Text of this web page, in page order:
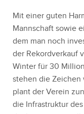
Mit einer guten
Mannschaft sowie
dem man noch
der Rekordverkauf
Winter für 30
stehen die Zeichen
plant der Verein
die Infrastruktur